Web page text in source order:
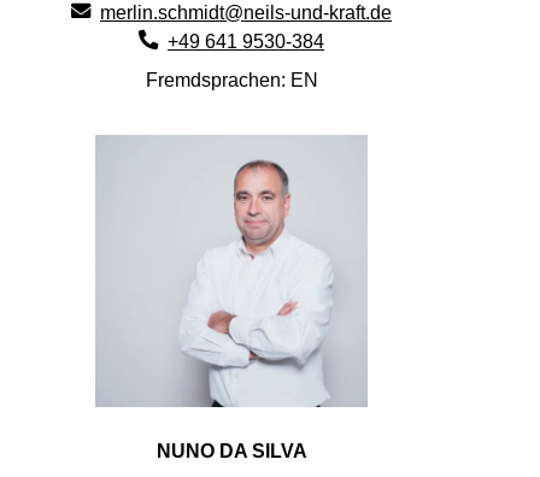
merlin.schmidt@neils-und-kraft.de
+49 641 9530-384
Fremdsprachen: EN
NUNO DA SILVA